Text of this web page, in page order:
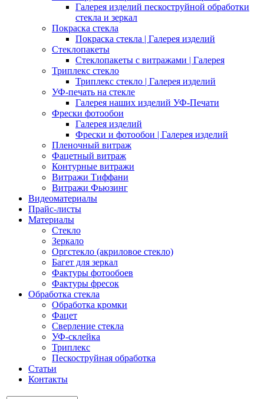
Галерея изделий пескоструйной обработки
стекла и зеркал
Покраска стекла
Покраска стекла | Галерея изделий
Стеклопакеты
Стеклопакеты с витражами | Галерея
Триплекс стекло
Триплекс стекло | Галерея изделий
УФ-печать на стекле
Галерея наших изделий УФ-Печати
Фрески фотообои
Галерея изделий
Фрески и фотообои | Галерея изделий
Пленочный витраж
Фацетный витраж
Контурные витражи
Витражи Тиффани
Витражи Фьюзинг
Видеоматериалы
Прайс-листы
Материалы
Стекло
Зеркало
Оргстекло (акриловое стекло)
Багет для зеркал
Фактуры фотообоев
Фактуры фресок
Обработка стекла
Обработка кромки
Фацет
Сверление стекла
УФ-склейка
Триплекс
Пескоструйная обработка
Статьи
Контакты